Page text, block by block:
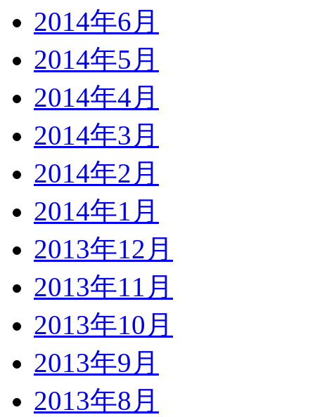
2014年6月
2014年5月
2014年4月
2014年3月
2014年2月
2014年1月
2013年12月
2013年11月
2013年10月
2013年9月
2013年8月